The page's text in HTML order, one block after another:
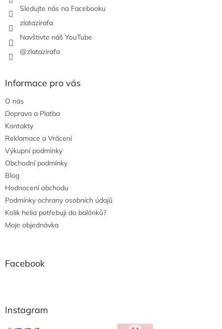
Sledujte nás na Facebooku
zlatazirafa
Navštivte náš YouTube
@zlatazirafa
Informace pro vás
O nás
Doprava a Platba
Kontakty
Reklamace a Vrácení
Výkupní podmínky
Obchodní podmínky
Blog
Hodnocení obchodu
Podmínky ochrany osobních údajů
Kolik helia potřebuji do balónků?
Moje objednávka
Facebook
Instagram